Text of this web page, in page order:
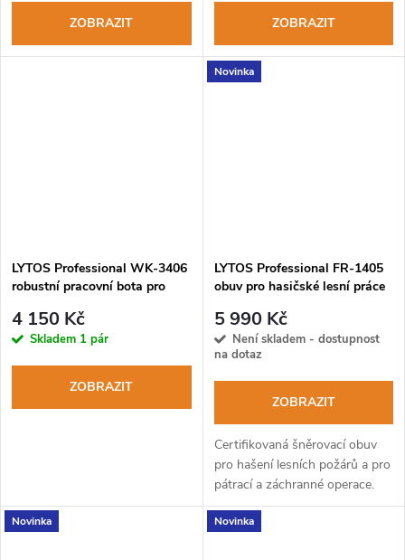
ZOBRAZIT ZOBRAZIT
LYTOS Professional WK-3406
robustní pracovní bota pro
4 150 Kč
Skladem 1 pár
ZOBRAZIT
Novinka
LYTOS Professional FR-1405
obuv pro hasičské lesní práce
5 990 Kč
Není skladem - dostupnost
na dotaz
ZOBRAZIT
Certifikovaná šněrovací obuv
pro hašení lesních požárů a pro
pátrací a záchranné operace.
Výrobek splňuje nové
požadavky norem 20344:2021
Novinka Novinka